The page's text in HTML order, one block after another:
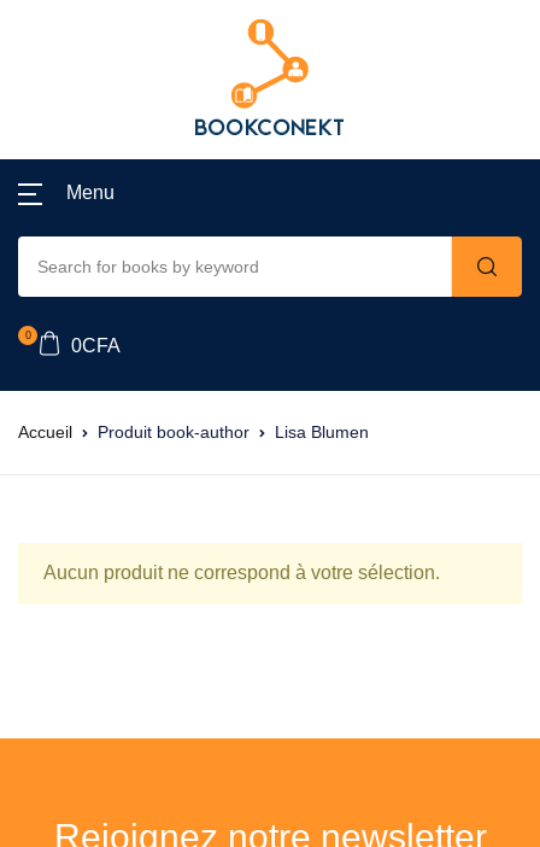
Menu
0
0CFA
Accueil Produit book-author Lisa Blumen
Aucun produit ne correspond à votre sélection.
Rejoignez notre newsletter